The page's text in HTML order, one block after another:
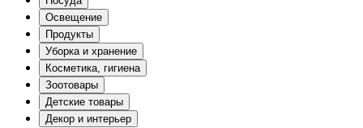
Освещение
Продукты
Уборка и хранение
Косметика, гигиена
Зоотовары
Детские товары
Декор и интерьер